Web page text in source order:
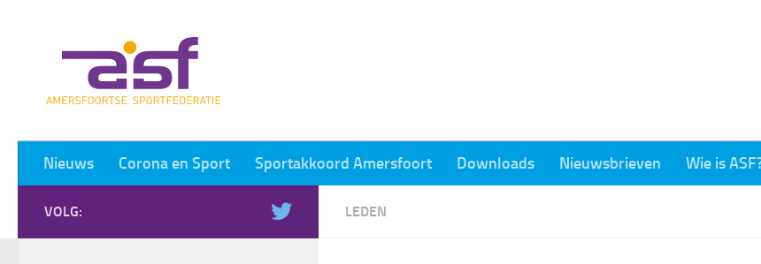
Nieuws Corona en Sport Sportakkoord Amersfoort Downloads Nieuwsbrieven Wie is
LEDEN
VOLG: